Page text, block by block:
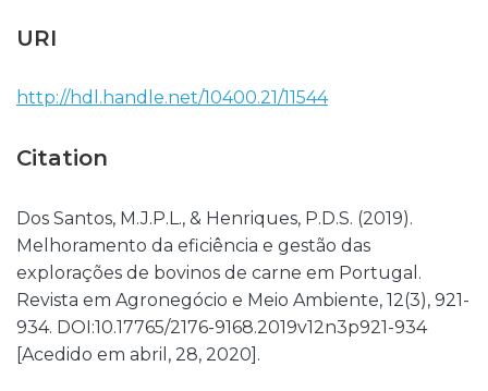
URI
http://hdl.handle.net/10400.21/11544
Citation
Dos Santos, M.J.P.L., & Henriques, P.D.S. (2019).
Melhoramento da eficiência e gestão das
explorações de bovinos de carne em Portugal.
Revista em Agronegócio e Meio Ambiente, 12(3), 921-
934. DOI:10.17765/2176-9168.2019v12n3p921-934
[Acedido em abril, 28, 2020].